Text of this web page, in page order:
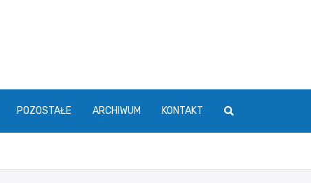
POZOSTAŁE ARCHIWUM KONTAKT